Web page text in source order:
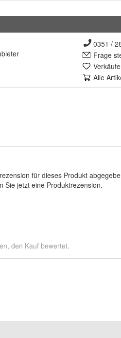
0351 /
Frage
Alle
für dieses Produkt
Sie jetzt eine Produktrezension.
den Kauf bewertet.